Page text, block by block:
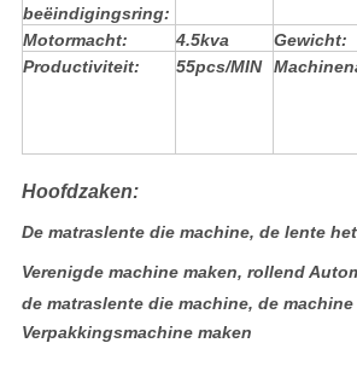
beëindigingsring:
Motormacht: 4.5kva Gewicht:
Productiviteit:
55pcs/MIN
Hoofdzaken:
De matraslente die machine, de lente
Verenigde machine maken, rollend
de matraslente die machine, de
Verpakkingsmachine maken